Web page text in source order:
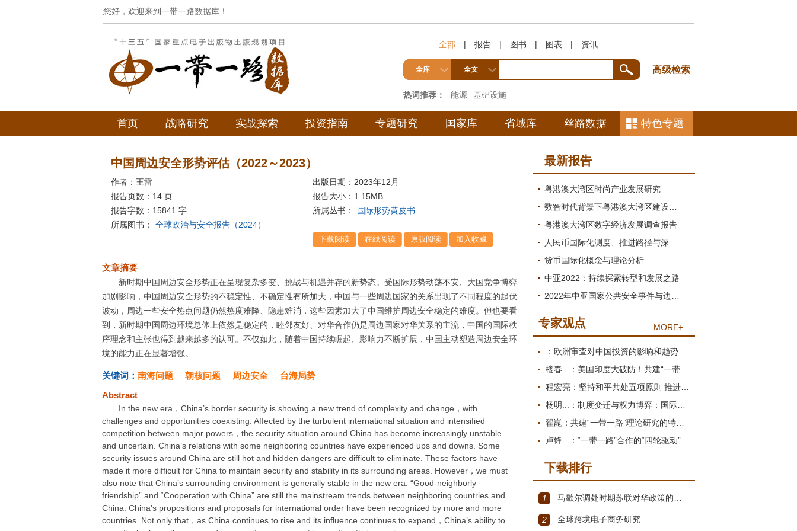
您好，欢迎来到一带一路数据库！
全部 | 报告 | 图书 | 图表 | 资讯
全库 全文 高级检索
热词推荐： 能源 基础设施
首页 战略研究 实战探索 投资指南 专题研究 国家库 省域库 丝路数据 特色专题
中国周边安全形势评估（2022～2023）
作者：王雷
出版日期：2023年12月
报告页数：14 页
报告大小： 1.15MB
报告字数：15841 字
所属丛书：
国际形势黄皮书
所属图书：
全球政治与安全报告（2024）
文章摘要
新时期中国周边安全形势正在呈现复杂多变、挑战与机遇并存的新势态。受国际形势动荡不安、大国竞争博弈
加剧影响，中国周边安全形势的不稳定性、不确定性有所加大，中国与一些周边国家的关系出现了不同程度的起伏
波动，周边一些安全热点问题仍然热度难降、隐患难消，这些因素加大了中国维护周边安全稳定的难度。但也要看
到，新时期中国周边环境总体上依然是稳定的，睦邻友好、对华合作仍是周边国家对华关系的主流，中国的国际秩
序理念和主张也得到越来越多的认可。不仅如此，随着中国持续崛起、影响力不断扩展，中国主动塑造周边安全环
境的能力正在显著增强。
关键词： 南海问题 朝核问题 周边安全
台海局势
Abstract
In the new era，China’s border security is showing a new trend of complexity and change，with
challenges and opportunities coexisting. Affected by the turbulent international situation and intensified
competition between major powers，the security situation around China has become increasingly unstable
and uncertain. China’s relations with some neighboring countries have experienced ups and downs. Some
security issues around China are still hot and hidden dangers are difficult to eliminate. These factors have
made it more difficult for China to maintain security and stability in its surrounding areas. However，we must
also note that China’s surrounding environment is generally stable in the new era. “Good-neighborly
friendship” and “Cooperation with China” are still the mainstream trends between neighboring countries and
China. China’s propositions and proposals for international order have been recognized by more and more
countries. Not only that，as China continues to rise and its influence continues to expand，China’s ability to
最新报告
粤港澳大湾区时尚产业发展研究
粤港澳大湾区数字经济发展调查报告
货币国际化概念与理论分析
中亚2022：持续探索转型和发展之路
专家观点 MORE+
下载排行
1 马歇尔调处时期苏联对华政策的演变（1945年12月～1947年1月）
2 全球跨境电子商务研究